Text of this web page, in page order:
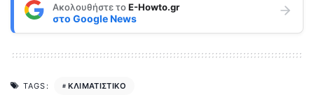
Ακολουθήστε τοE-Howto.gr
στο Google News
TAGS: ΚΛΙΜΑΤΙΣΤΙΚΟ